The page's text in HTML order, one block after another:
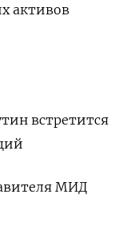
активов
встретится
МИД